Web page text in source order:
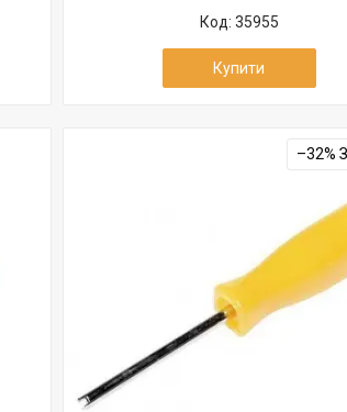
35955
Купити
–32%